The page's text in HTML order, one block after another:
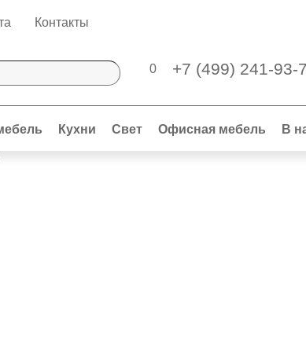
Контакты
0 +7 (499) 241-93-
Кухни Свет Офисная мебель В